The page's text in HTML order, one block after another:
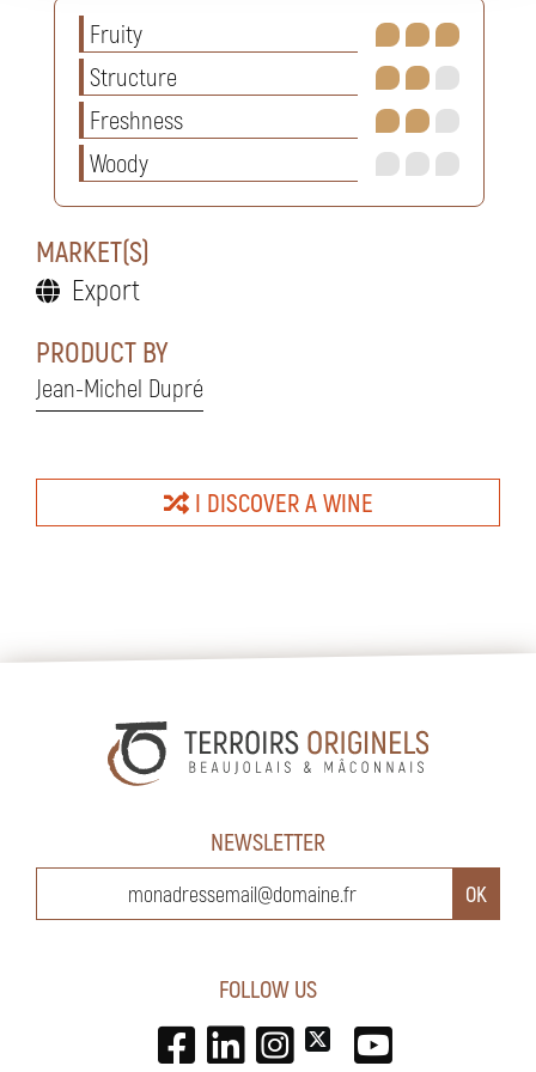
Fruity
Structure
Freshness
Woody
MARKET(S)
Export
PRODUCT BY
Jean-Michel Dupré
I DISCOVER A WINE
NEWSLETTER
FOLLOW US